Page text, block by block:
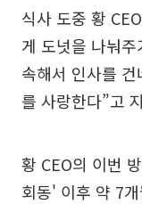
식사 도중 황
게 도넛을 나눠
속해서 인사를
를 사랑한다”고
황 CEO의 이번
회동' 이후 약 7